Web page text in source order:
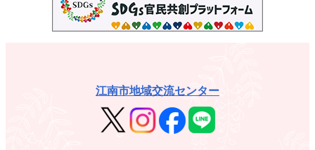
江南市地域交流センター